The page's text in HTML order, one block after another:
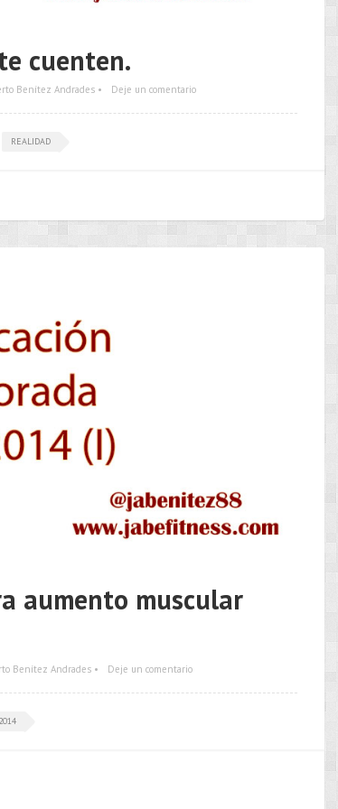
cuenten.
Benítez Andrades • Deje un comentario
REALIDAD
aumento muscular
Benítez Andrades • Deje un comentario